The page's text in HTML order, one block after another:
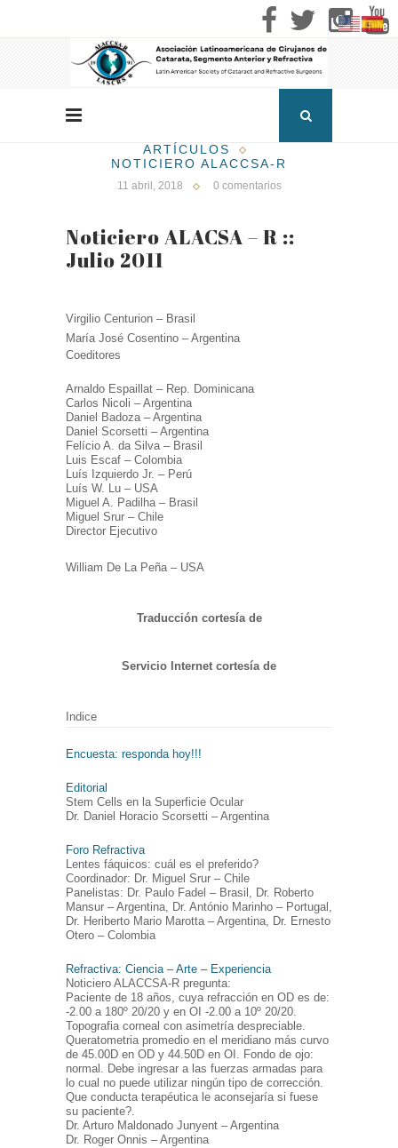
ARTÍCULOS
NOTICIERO ALACCSA-R
11 abril, 2018 0 comentarios
Noticiero ALACSA – R ::
Julio 2011
Virgilio Centurion – Brasil
María José Cosentino – Argentina
Coeditores
Arnaldo Espaillat – Rep. Dominicana
Carlos Nicoli – Argentina
Daniel Badoza – Argentina
Daniel Scorsetti – Argentina
Felício A. da Silva – Brasil
Luis Escaf – Colombia
Luís Izquierdo Jr. – Perú
Luís W. Lu – USA
Miguel A. Padilha – Brasil
Miguel Srur – Chile
Director Ejecutivo
William De La Peña – USA
Traducción cortesía de
Servicio Internet cortesía de
Indice
Encuesta: responda hoy!!!
Editorial
Stem Cells en la Superficie Ocular
Dr. Daniel Horacio Scorsetti – Argentina
Foro Refractiva
Lentes fáquicos: cuál es el preferido?
Coordinador: Dr. Miguel Srur – Chile
Panelistas: Dr. Paulo Fadel – Brasil, Dr. Roberto
Mansur – Argentina, Dr. António Marinho – Portugal,
Dr. Heriberto Mario Marotta – Argentina, Dr. Ernesto
Otero – Colombia
Refractiva: Ciencia – Arte – Experiencia
Noticiero ALACCSA-R pregunta:
Paciente de 18 años, cuya refracción en OD es de:
-2.00 a 180º 20/20 y en OI -2.00 a 10º 20/20.
Topografia corneal con asimetría despreciable.
Queratometria promedio en el meridiano más curvo
de 45.00D en OD y 44.50D en OI. Fondo de ojo:
normal. Debe ingresar a las fuerzas armadas para
lo cual no puede utilizar ningún tipo de corrección.
Que conducta terapéutica le aconsejaría si fuese
su paciente?.
Dr. Arturo Maldonado Junyent – Argentina
Dr. Roger Onnis – Argentina